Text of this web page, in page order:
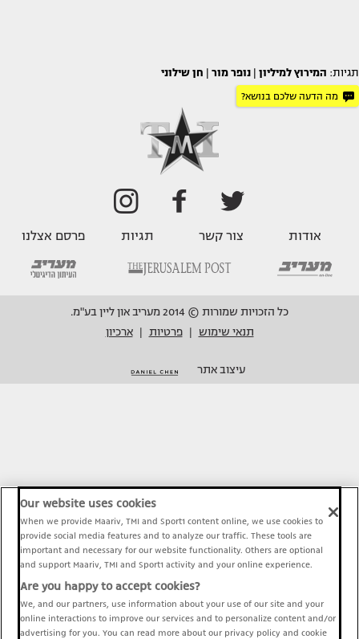
תגיות: המירוץ למיליון נופר מור חן שילוני
מה הדעה שלכם בנושא?
אודות צור קשר תגיות פרסם אצלנו
כל הזכויות שמורות © 2014 מעריב און ליין בע"מ.
תנאי שימוש
פרטיות ארכיון
עיצוב אתר
Our website uses cookies
When we provide Maariv, TMI and Sport1 content online, we use cookies to
provide social media features and to analyze our traffic. These tools are
important and necessary for our website functionality. Others are optional
and support Maariv, TMI and Sport1 activity and your online experience.
Are you happy to accept cookies?
We, and our partners, use information about your use of our site and your
online interactions to improve our services and to personalize content and/or
advertising for you. You can read more about our privacy policy and cookie